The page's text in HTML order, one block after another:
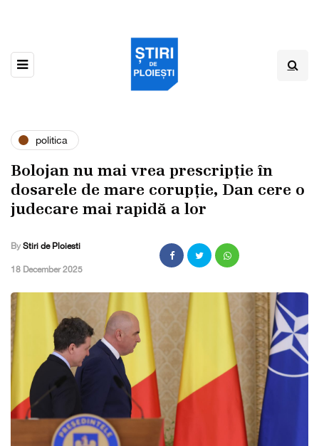
politica
Bolojan nu mai vrea prescripție în
dosarele de mare corupție, Dan cere o
judecare mai rapidă a lor
By Stiri de Ploiesti
,18 December 2025